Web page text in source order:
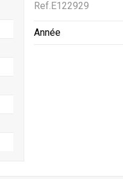
Ref. E122929
Année